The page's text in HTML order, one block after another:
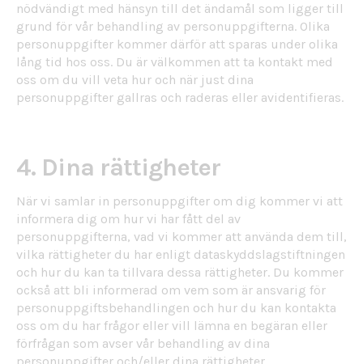
nödvändigt med hänsyn till det ändamål som ligger till
grund för vår behandling av personuppgifterna. Olika
personuppgifter kommer därför att sparas under olika
lång tid hos oss. Du är välkommen att ta kontakt med
oss om du vill veta hur och när just dina
personuppgifter gallras och raderas eller avidentifieras.
4. Dina rättigheter
När vi samlar in personuppgifter om dig kommer vi att
informera dig om hur vi har fått del av
personuppgifterna, vad vi kommer att använda dem till,
vilka rättigheter du har enligt dataskyddslagstiftningen
och hur du kan ta tillvara dessa rättigheter. Du kommer
också att bli informerad om vem som är ansvarig för
personuppgiftsbehandlingen och hur du kan kontakta
oss om du har frågor eller vill lämna en begäran eller
förfrågan som avser vår behandling av dina